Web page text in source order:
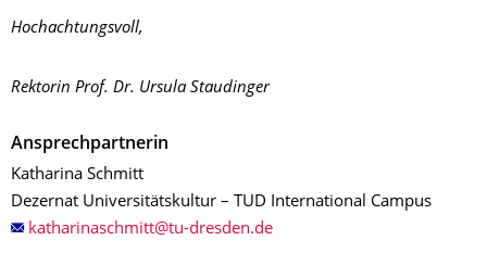
Hochachtungsvoll,
Rektorin Prof. Dr. Ursula Staudinger
Ansprechpartnerin
Katharina Schmitt
Dezernat Universitätskultur – TUD International Campus